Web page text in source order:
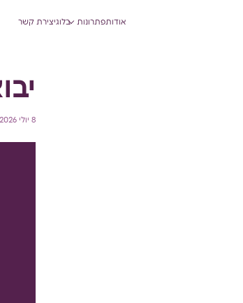
אודותפתרונות בלוגיצירת קשר
8 יולי 2026